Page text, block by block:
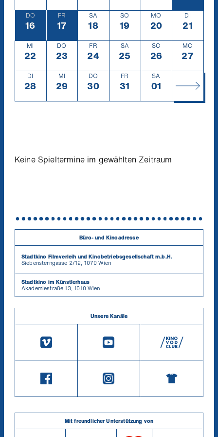
DO
Donnerstag
16.1.
16
FR
Freitag
17.1.
17
SA
Samstag
18.1.
18
SO
Sonntag
19.1.
19
MO
Montag
20.1.
20
DI
21.1.
21
MI
Mittwoch
22.1.
22
DO
Donnerstag
23.1.
23
FR
Freitag
24.1.
24
SA
Samstag
25.1.
25
SO
Sonntag
26.1.
26
MO
Montag
27.1.
27
DI
Dienstag
28.1.
28
MI
Mittwoch
29.1.
29
DO
Donnerstag
30.1.
30
FR
Freitag
31.1.
31
SA
Samstag
1.2.
01
Keine Spieltermine im gewählten Zeitraum
Büro- und Kinoadresse
Stadtkino Filmverleih und Kinobetriebsgesellschaft m.b.H.
Siebensterngasse 2/12, 1070 Wien
Stadtkino im Künstlerhaus
Akademiestraße 13, 1010 Wien
Unsere Kanäle
Mit freundlicher Unterstützung von